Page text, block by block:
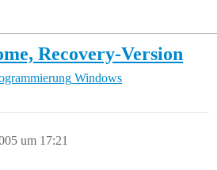
Recovery-Version
Windows
um 17:21